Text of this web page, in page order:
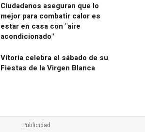
Ciudadanos aseguran que lo
mejor para combatir calor es
estar en casa con "aire
acondicionado"
Vitoria celebra el sábado de su
Fiestas de la Virgen Blanca